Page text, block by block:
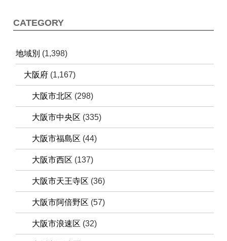
CATEGORY
地域別 (1,398)
大阪府 (1,167)
大阪市北区 (298)
大阪市中央区 (335)
大阪市福島区 (44)
大阪市西区 (137)
大阪市天王寺区 (36)
大阪市阿倍野区 (57)
大阪市浪速区 (32)